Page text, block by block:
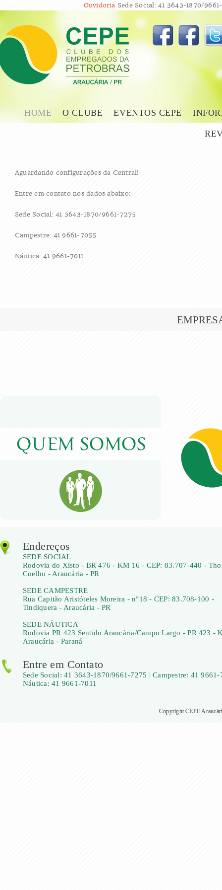
Ouvidoria Sede Social: 41 3643-1870/
HOME O CLUBE EVENTOS CEPE
Aguardando configurações da Central!
Entre em contato nos dados abaixo:
Sede Social: 41 3643-1870/9661-7275
Campestre: 41 9661-7055
Náutica: 41 9661-7011
Endereços
SEDE SOCIAL
Rodovia do Xisto - BR 476 - KM 16 - CEP: 83.707-440 -
Coelho - Araucária - PR
SEDE CAMPESTRE
Rua Capitão Aristóteles Moreira - n°18 - CEP: 83.708-100 -
Tindiquera - Araucária - PR
SEDE NÁUTICA
Rodovia PR 423 Sentido Araucária/Campo Largo - PR 423 -
Araucária - Paraná
Entre em Contato
Sede Social: 41 3643-1870/9661-7275 | Campestre: 41 9661-
Náutica: 41 9661-7011
Copyright CEPE